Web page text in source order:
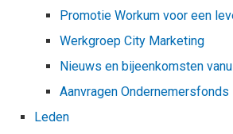
Promotie Workum voor een
Werkgroep City Marketing
Nieuws en bijeenkomsten
Aanvragen Ondernemersfonds
Leden